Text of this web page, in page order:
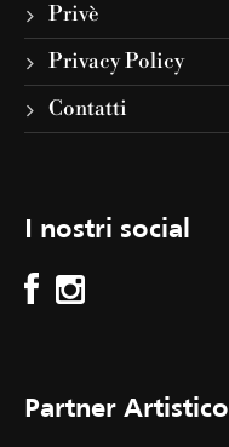
Privè
Privacy Policy
Contatti
I nostri social
Partner Artistico